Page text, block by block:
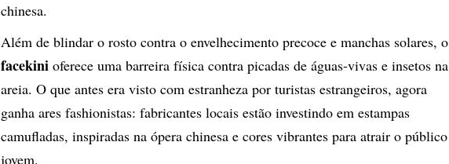
chinesa.
​Além de blindar o rosto contra o envelhecimento precoce e manchas solares, o
facekini oferece uma barreira física contra picadas de águas-vivas e insetos na
areia. O que antes era visto com estranheza por turistas estrangeiros, agora
ganha ares fashionistas: fabricantes locais estão investindo em estampas
camufladas, inspiradas na ópera chinesa e cores vibrantes para atrair o público
jovem.